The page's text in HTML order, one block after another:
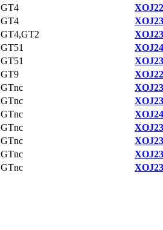
GT4
GT4
GT4,GT2
GT51
GT51
GT9
GTnc
GTnc
GTnc
GTnc
GTnc
GTnc
GTnc